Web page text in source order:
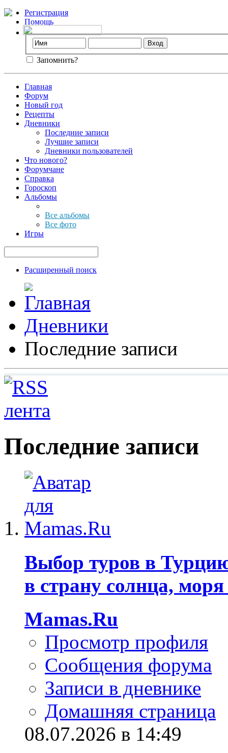
Регистрация
Помощь
Запомнить?
Главная
Форум
Новый год
Рецепты
Дневники
Последние записи
Лучшие записи
Дневники пользователей
Что нового?
Форумчане
Справка
Гороскоп
Альбомы
Все альбомы
Все фото
Игры
Расширенный поиск
Дневники
Последние записи
Последние записи
Выбор туров в
в страну солнца,
Mamas.Ru
Просмотр профиля
Сообщения форума
Записи в дневнике
Домашняя страница
08.07.2026 в 14:49